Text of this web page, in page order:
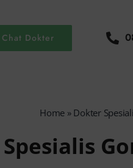
Chat Dokter
Home » Dokter